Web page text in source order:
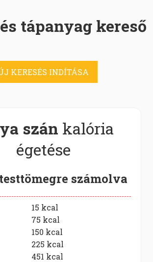
tápanyag kereső
KERESÉS INDÍTÁSA
szán kalória
égetése
számolva
15 kcal
75 kcal
150 kcal
225 kcal
451 kcal